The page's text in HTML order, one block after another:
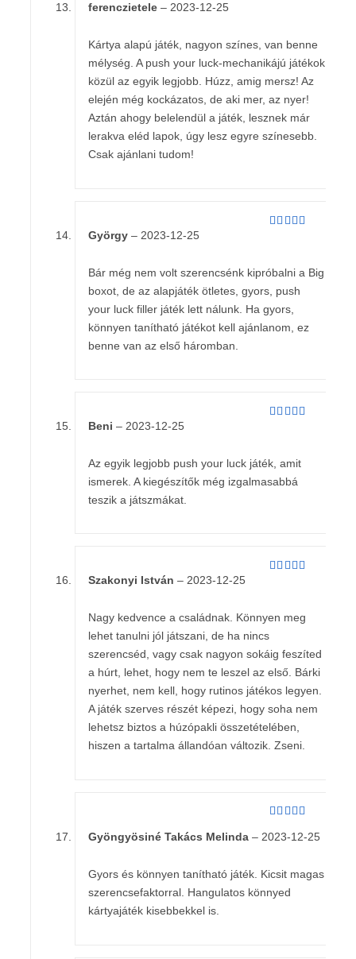
ferenczietele– 2023-12-25
Kártya alapú játék, nagyon színes, van benne
mélység. A push your luck-mechanikájú játékok
közül az egyik legjobb. Húzz, amig mersz! Az
elején még kockázatos, de aki mer, az nyer!
Aztán ahogy belelendül a játék, lesznek már
lerakva eléd lapok, úgy lesz egyre színesebb.
Csak ajánlani tudom!
György– 2023-12-25
Bár még nem volt szerencsénk kipróbalni a Big
boxot, de az alapjáték ötletes, gyors, push
your luck filler játék lett nálunk. Ha gyors,
könnyen tanítható játékot kell ajánlanom, ez
benne van az első háromban.
Beni– 2023-12-25
Az egyik legjobb push your luck játék, amit
ismerek. A kiegészítők még izgalmasabbá
teszik a játszmákat.
Szakonyi István– 2023-12-25
Nagy kedvence a családnak. Könnyen meg
lehet tanulni jól játszani, de ha nincs
szerencséd, vagy csak nagyon sokáig feszíted
a húrt, lehet, hogy nem te leszel az első. Bárki
nyerhet, nem kell, hogy rutinos játékos legyen.
A játék szerves részét képezi, hogy soha nem
lehetsz biztos a húzópakli összetételében,
hiszen a tartalma állandóan változik. Zseni.
4/ 5
Gyöngyösiné Takács Melinda– 2023-12-25
Gyors és könnyen tanítható játék. Kicsit magas
szerencsefaktorral. Hangulatos könnyed
kártyajáték kisebbekkel is.